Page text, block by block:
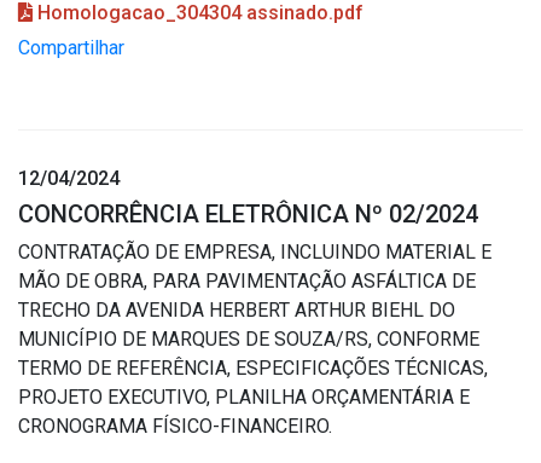
Homologacao_304304 assinado.pdf
Compartilhar
12/04/2024
CONCORRÊNCIA ELETRÔNICA Nº 02/2024
CONTRATAÇÃO DE EMPRESA, INCLUINDO MATERIAL E
MÃO DE OBRA, PARA PAVIMENTAÇÃO ASFÁLTICA DE
TRECHO DA AVENIDA HERBERT ARTHUR BIEHL DO
MUNICÍPIO DE MARQUES DE SOUZA/RS, CONFORME
TERMO DE REFERÊNCIA, ESPECIFICAÇÕES TÉCNICAS,
PROJETO EXECUTIVO, PLANILHA ORÇAMENTÁRIA E
CRONOGRAMA FÍSICO-FINANCEIRO.